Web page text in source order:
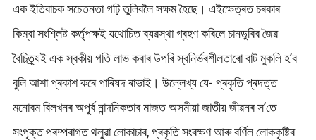
এক ইতিবাচক সচেতনতা গঢ়ি তুলিবলৈ সক্ষম হৈছে। এইক্ষেত্ৰত চৰকাৰ
কিম্বা সংশ্লিষ্ট কৰ্তৃপক্ষই যথোচিত ব্যৱস্থা গ্ৰহণ কৰিলে চানডুবিৰ জৈৱ
বৈচিত্ৰ্যই এক স্বকীয় গতি লাভ কৰাৰ উপৰি স্বনিৰ্ভৰশীলতাৰো বাট মুকলি হ’ব
বুলি আশা প্ৰকাশ কৰে পাৰিষদ ৰাভাই। উল্লেখ্য যে- প্ৰকৃতি প্ৰদত্ত
মনোৰম বিলখনৰ অপূৰ্ব নান্দনিকতাৰ মাজত অসমীয়া জাতীয় জীৱনৰ স’তে
সংপৃক্ত পৰম্পৰাগত থলুৱা লোকাচাৰ, প্ৰকৃতি সংৰক্ষণ আৰু বৰ্ণিল লোককৃষ্টিৰ